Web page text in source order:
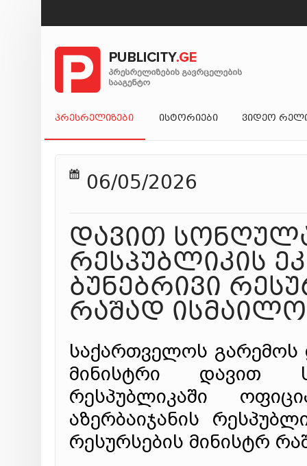
ᲞᲠᲔᲡᲠᲔᲚᲘᲖᲔᲑᲘ ᲘᲡᲢᲝᲠᲘᲔᲑᲘ ᲕᲘᲓᲔᲝ
06/05/2026
დავით
რესპუბლიკის
ბუნებრივი
რაშად
საქართველოს გარემოს
მინისტრი დავით
რესპუბლიკაში
აზერბაიჯანის
რესურსების მინისტრ